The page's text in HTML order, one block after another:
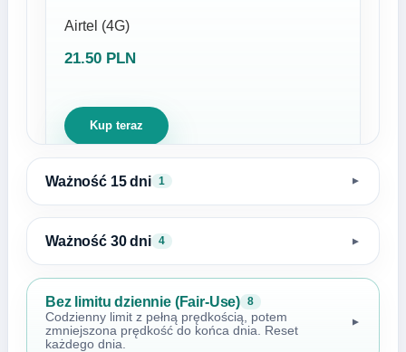
Airtel (4G)
21.50 PLN
Kup teraz
Ważność 15 dni 1 ▼
Ważność 30 dni 4 ▼
Bez limitu dziennie (Fair-Use) 8
Codzienny limit z pełną prędkością, potem
zmniejszona prędkość do końca dnia. Reset
każdego dnia.
▼